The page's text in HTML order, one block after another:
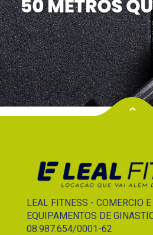
LEAL FITNESS - COMERCIO
EQUIPAMENTOS DE
08.987.654/0001-62